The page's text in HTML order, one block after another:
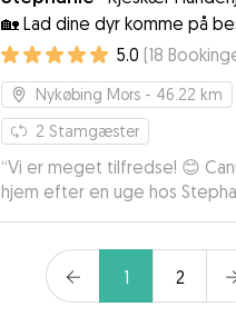
🏡 Lad dine dyr komme på
hos andre dyrevenner i et
miljø💫
5.0 (18
Nykøbing Mors - 46.22 km
2 Stamgæster
“Vi er meget tilfredse! 😊 Canutta kom glad
hjem efter en uge hos
igennem ugen opdateret på
video. 🤗 Vi har tidligere
kommer meget stresset
1 2